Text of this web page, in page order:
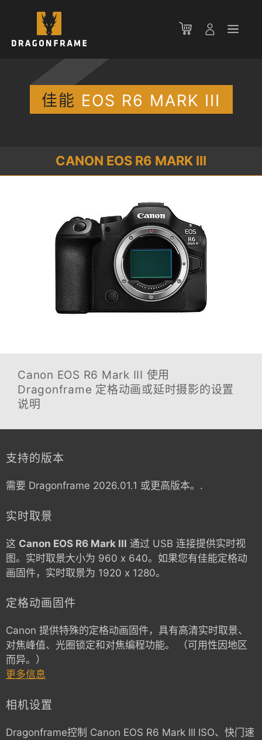
菜
佳能 EOS R6 MARK III
CANON EOS R6 MARK III
Canon EOS R6 Mark III 使用
Dragonframe 定格动画或延时摄影的设置
说明
支持的版本
需要 Dragonframe 2026.01.1 或更高版本。.
实时取景
这 Canon EOS R6 Mark III 通过 USB 连接提供实时视
图。实时取景大小为 960 x 640。如果您有佳能定格动
画固件，实时取景为 1920 x 1280。
定格动画固件
Canon 提供特殊的定格动画固件，具有高清实时取景、
对焦峰值、光圈锁定和对焦编程功能。 （可用性因地区
而异。）
更多信息
相机设置
Dragonframe控制 Canon EOS R6 Mark III ISO、快门速